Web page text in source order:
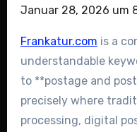
Januar 28, 2026 um
Frankatur.com is a
understandable
to **postage and
precisely where
processing, digital